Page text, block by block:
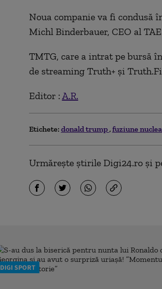
Noua companie va fi condusă
Michl Binderbauer, CEO al
TMTG, care a intrat pe bursă
de streaming Truth+ şi
Editor : A.R.
Etichete: donald trump fuziune
Urmărește știrile Digi24.ro și
DIGI SPORT